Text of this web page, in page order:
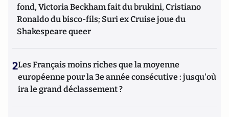
fond, Victoria Beckham fait du brukini, Cristiano
Ronaldo du bisco-fils; Suri ex Cruise joue du
Shakespeare queer
2Les Français moins riches que la moyenne
européenne pour la 3e année consécutive : jusqu'où
ira le grand déclassement ?